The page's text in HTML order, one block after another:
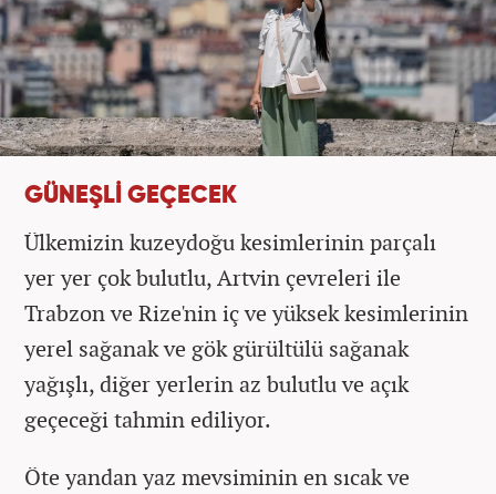
GÜNEŞLİ GEÇECEK
Ülkemizin kuzeydoğu kesimlerinin parçalı
yer yer çok bulutlu, Artvin çevreleri ile
Trabzon ve Rize'nin iç ve yüksek kesimlerinin
yerel sağanak ve gök gürültülü sağanak
yağışlı, diğer yerlerin az bulutlu ve açık
geçeceği tahmin ediliyor.
Öte yandan yaz mevsiminin en sıcak ve